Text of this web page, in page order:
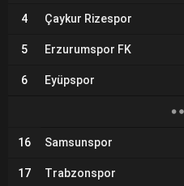
4 Çaykur Rizespor
5 Erzurumspor FK
6 Eyüpspor
16 Samsunspor
17 Trabzonspor